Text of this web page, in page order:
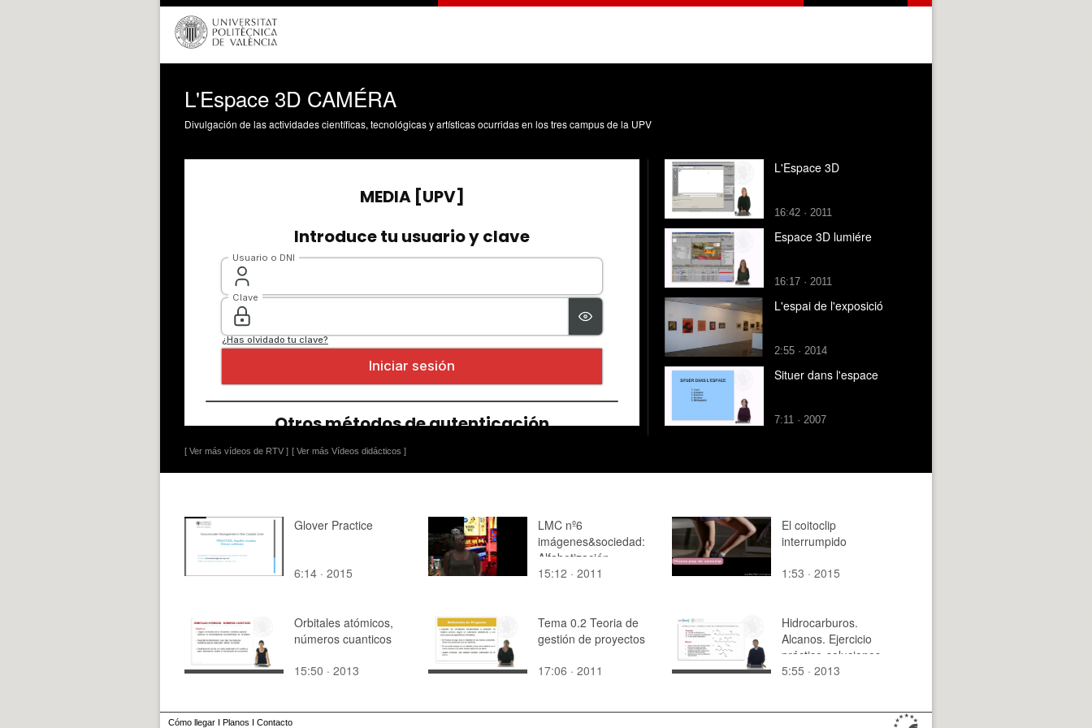
L'Espace 3D CAMÉRA
Divulgación de las actividades científicas, tecnológicas y artísticas ocurridas en los tres campus de la UPV
[ Ver más vídeos de RTV ] [ Ver más Vídeos didácticos ]
L'Espace 3D
16:42 · 2011
Espace 3D lumiére
16:17 · 2011
L'espai de l'exposició
2:55 · 2014
Situer dans l'espace
7:11 · 2007
Glover Practice
6:14 · 2015
LMC nº6
imágenes&sociedad:
Alfabetización
Audiovisual
15:12 · 2011
El coitoclip
interrumpido
1:53 · 2015
Orbitales atómicos,
números cuanticos
15:50 · 2013
Tema 0.2 Teoria de
gestión de proyectos
17:06 · 2011
Hidrocarburos.
Alcanos. Ejercicio
práctico-soluciones
5:55 · 2013
Cómo llegar I Planos I Contacto